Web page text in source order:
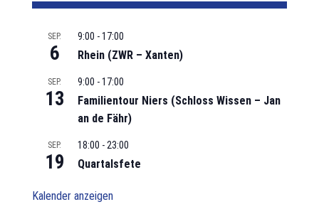
SEP.
6
9:00 -17:00
Rhein (ZWR – Xanten)
SEP.
13
9:00 -17:00
Familientour Niers (Schloss Wissen – Jan
an de Fähr)
SEP.
19
18:00 -23:00
Quartalsfete
Kalender anzeigen